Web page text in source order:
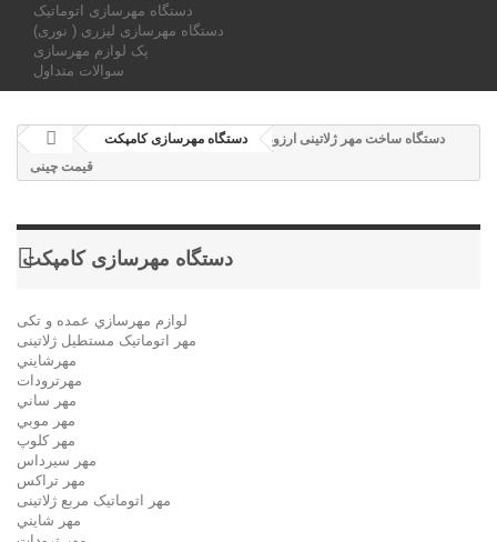
دستگاه مهرسازی اتوماتیک
دستگاه مهرسازی لیزری ( نوری)
پک لوازم مهرسازی
سوالات متداول
دستگاه مهرسازی کامپکت
دستگاه ساخت مهر ژلاتینی ارزون
قیمت چینی
دستگاه مهرسازی کامپکت
لوازم مهرسازي عمده و تکی
مهر اتوماتیک مستطيل ژلاتینی
مهرشايني
مهرترودات
مهر ساني
مهر موبي
مهر كلوپ
مهر سيرداس
مهر تراکس
مهر اتوماتیک مربع ژلاتینی
مهر شايني